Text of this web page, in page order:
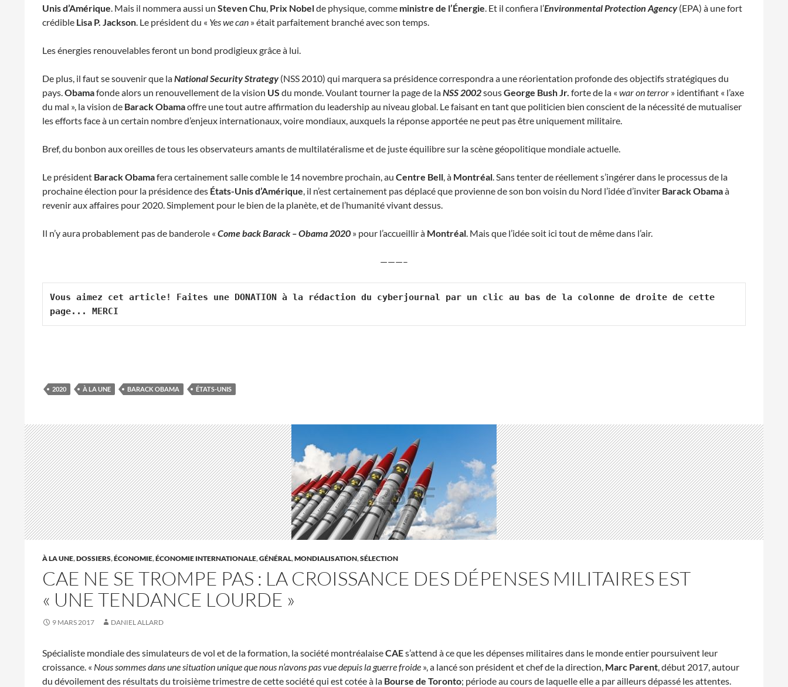
Unis d’Amérique. Mais il nommera aussi un Steven Chu, Prix Nobelde physique, comme ministre de l’Énergie. Et il confiera l’Environmental Protection Agency(EPA) à une fort
crédible Lisa P. Jackson. Le président du « Yes we can » était parfaitement branché avec son temps.
Les énergies renouvelables feront un bond prodigieux grâce à lui.
De plus, il faut se souvenir que laNational Security Strategy(NSS 2010) qui marquera sa présidence correspondra a une réorientation profonde des objectifs stratégiques du
pays.Obamafonde alors un renouvellement de la vision US du monde. Voulant tourner la page de laNSS 2002sousGeorge Bush Jr. forte de la « war on terror » identifiant « l’axe
du mal », la vision de Barack Obamaoffre une tout autre affirmation du leadership au niveau global. Le faisant en tant que politicien bien conscient de la nécessité de mutualiser
les efforts face à un certain nombre d’enjeux internationaux, voire mondiaux, auxquels la réponse apportée ne peut pas être uniquement militaire.
Bref, du bonbon aux oreilles de tous les observateurs amants de multilatéralisme et de juste équilibre sur la scène géopolitique mondiale actuelle.
Le président Barack Obamafera certainement salle comble le 14 novembre prochain, au Centre Bell, à Montréal. Sans tenter de réellement s’ingérer dans le processus de la
prochaine élection pour la présidence des États-Unis d’Amérique, il n’est certainement pas déplacé que provienne de son bon voisin du Nord l’idée d’inviter Barack Obamaà
revenir aux affaires pour 2020. Simplement pour le bien de la planète, et de l’humanité vivant dessus.
Il n’y aura probablement pas de banderole « Come back Barack – Obama 2020 » pour l’accueillir à Montréal. Mais que l’idée soit ici tout de même dans l’air.
———–
Vous aimez cet article! Faites une DONATION à la rédaction du cyberjournal par un clic au bas de la colonne de droite de cette
page... MERCI
2020 À LA UNE BARACK OBAMA ÉTATS-UNIS
À LA UNE,DOSSIERS,ÉCONOMIE,ÉCONOMIE INTERNATIONALE,GÉNÉRAL,MONDIALISATION,SÉLECTION
CAE NE SE TROMPE PAS : LA CROISSANCE DES DÉPENSES MILITAIRES EST
« UNE TENDANCE LOURDE »
9 MARS 2017 DANIEL ALLARD
Spécialiste mondiale des simulateurs de vol et de la formation, la société montréalaiseCAEs’attend à ce que les dépenses militaires dans le monde entier poursuivent leur
croissance. « Nous sommes dans une situation unique que nous n’avons pas vue depuis la guerre froide », a lancé son président et chef de la direction, Marc Parent, début 2017, autour
du dévoilement des résultats du troisième trimestre de cette société qui est cotée à la Bourse de Toronto; période au cours de laquelle elle a par ailleurs dépassé les attentes.